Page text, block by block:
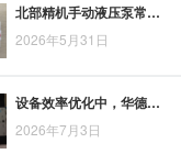
北部精机手动液压泵常见故障梳理：从排查到日常维护
2026年5月31日
设备效率优化中，华德液压阀的选型价值与应用思路
2026年7月3日